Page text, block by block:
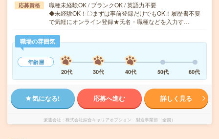
応募資格
職種未経験OK / ブランクOK / 英語力不要
◆未経験OK！〇まずは事前登録だけでもOK！履歴書不要
で気軽にオンライン登録★氏名・職種などを入力す…
職場の雰囲気
年齢層
20代
30代 40代 50代 60代
気になる! 応募へ進む 詳しく見る
派遣会社 株式会社綜合キャリアオプション 製造事業部（全国）